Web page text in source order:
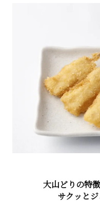
大山どりの特
サクッと